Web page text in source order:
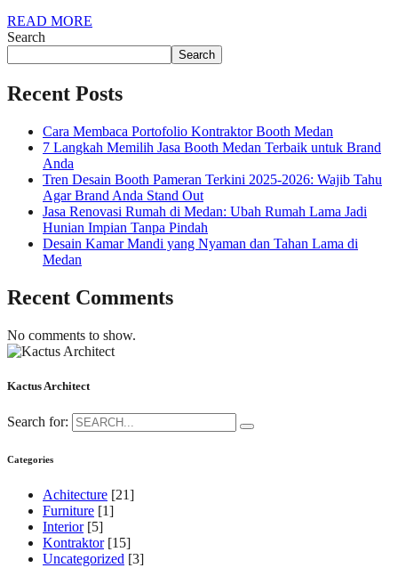
READ MORE
Search
Search
Recent Posts
Cara Membaca Portofolio Kontraktor Booth Medan
7 Langkah Memilih Jasa Booth Medan Terbaik untuk Brand
Anda
Tren Desain Booth Pameran Terkini 2025-2026: Wajib Tahu
Agar Brand Anda Stand Out
Jasa Renovasi Rumah di Medan: Ubah Rumah Lama Jadi
Hunian Impian Tanpa Pindah
Desain Kamar Mandi yang Nyaman dan Tahan Lama di
Medan
Recent Comments
No comments to show.
Kactus Architect
Search for:
Categories
Achitecture [21]
Furniture [1]
Interior [5]
Kontraktor [15]
Uncategorized [3]